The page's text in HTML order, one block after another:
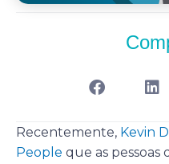
Recentemente, Kevin
People que as